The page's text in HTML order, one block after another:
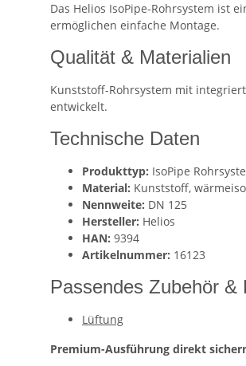
Das Helios IsoPipe-Rohrsystem ist
ermöglichen einfache Montage.
Qualität & Materialien
Kunststoff-Rohrsystem mit
entwickelt.
Technische Daten
Produkttyp: IsoPipe
Material: Kunststoff,
Nennweite: DN 125
Hersteller: Helios
HAN: 9394
Artikelnummer: 16123
Passendes Zubehör &
Lüftung
Premium-Ausführung direkt